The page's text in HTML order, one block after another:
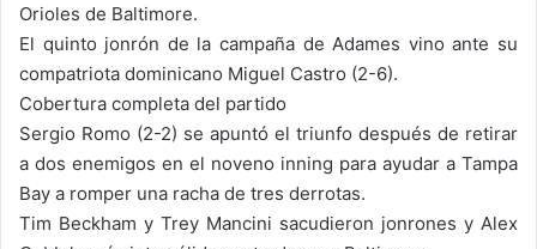
Orioles de Baltimore.
El quinto jonrón de la campaña de Adames vino ante su
compatriota dominicano Miguel Castro (2-6).
Cobertura completa del partido
Sergio Romo (2-2) se apuntó el triunfo después de retirar
a dos enemigos en el noveno inning para ayudar a Tampa
Bay a romper una racha de tres derrotas.
Tim Beckham y Trey Mancini sacudieron jonrones y Alex